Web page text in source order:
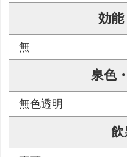
効能
無
泉色
無色透明
飲